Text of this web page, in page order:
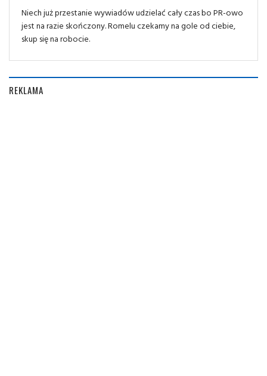
Niech już przestanie wywiadów udzielać cały czas bo PR-owo
jest na razie skończony. Romelu czekamy na gole od ciebie,
skup się na robocie.
REKLAMA